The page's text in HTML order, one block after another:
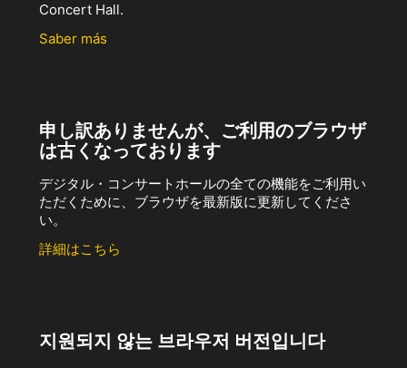
Concert Hall.
Saber más
申し訳ありませんが、ご利用のブラウザ
は古くなっております
デジタル・コンサートホールの全ての機能をご利用い
ただくために、ブラウザを最新版に更新してくださ
い。
詳細はこちら
지원되지 않는 브라우저 버전입니다